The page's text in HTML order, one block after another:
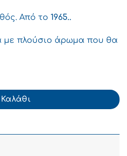
Από το 1965..
με πλούσιο άρωμα που θα
Ξανθός 100g ποσότητα
Καλάθι